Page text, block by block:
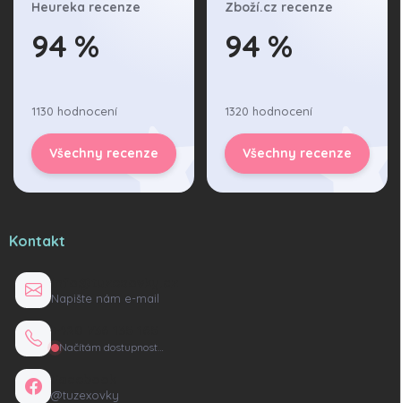
Heureka recenze
94 %
1130 hodnocení
Všechny recenze
Zboží.cz recenze
94 %
1320 hodnocení
Všechny recenze
Kontakt
Napište nám e-mail
Načítám dostupnost…
@tuzexovky